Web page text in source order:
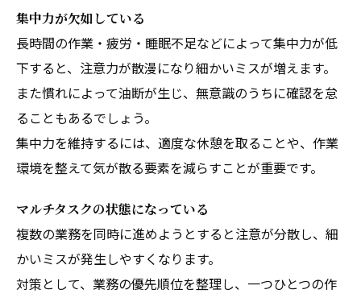
集中力が欠如している
長時間の作業・疲労・睡眠不足などによって集中力が低
下すると、注意力が散漫になり細かいミスが増えます。
また慣れによって油断が生じ、無意識のうちに確認を怠
ることもあるでしょう。
集中力を維持するには、適度な休憩を取ることや、作業
環境を整えて気が散る要素を減らすことが重要です。
マルチタスクの状態になっている
複数の業務を同時に進めようとすると注意が分散し、細
かいミスが発生しやすくなります。
対策として、業務の優先順位を整理し、一つひとつの作